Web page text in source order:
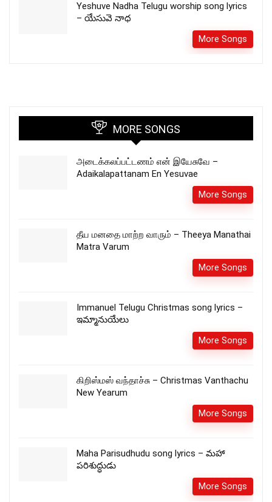
Yeshuve Nadha Telugu worship song lyrics
– యేసువె నాధ
More Songs
MORE SONGS
அடைக்கலப்பட்டணம் என் இயேசுவே –
Adaikalapattanam En Yesuvae
More Songs
தீய மனதை மாற்ற வாரும் – Theeya Manathai
Matra Varum
More Songs
Immanuel Telugu Christmas song lyrics –
ఇమ్మానుయేలు
More Songs
கிறிஸ்மஸ் வந்தாச்சு – Christmas Vanthachu
New Yearum
More Songs
Maha Parisudhudu song lyrics – మహా
పరిశుద్ధుడు
More Songs